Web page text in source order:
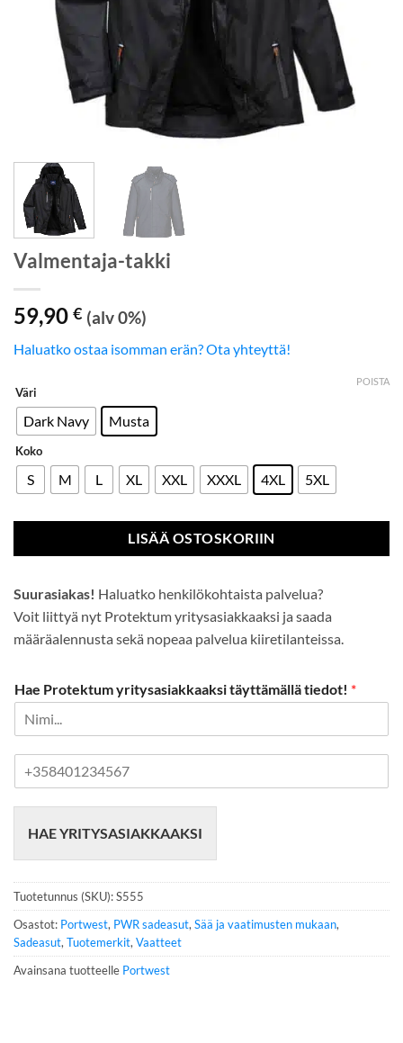
Valmentaja-takki
59,90 € (alv 0%)
Haluatko ostaa isomman erän? Ota yhteyttä!
Väri
Dark Navy Musta
Koko
S M L XL XXL XXXL 4XL 5XL
POISTA
LISÄÄ OSTOSKORIIN
Suurasiakas! Haluatko henkilökohtaista palvelua?
Voit liittyä nyt Protektum yritysasiakkaaksi ja saada
määräalennusta sekä nopeaa palvelua kiiretilanteissa.
Hae Protektum yritysasiakkaaksi täyttämällä tiedot! *
n
u
m
e
r
o
HAE YRITYSASIAKKAAKSI
Tuotetunnus (SKU):S555
Osastot: Portwest, PWR sadeasut, Sää ja vaatimusten mukaan,
Sadeasut, Tuotemerkit, Vaatteet
Avainsana tuotteelle Portwest